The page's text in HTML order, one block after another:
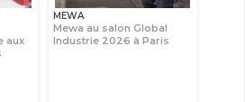
aux
MEWA
Mewa au salon Global
Industrie 2026 à Paris